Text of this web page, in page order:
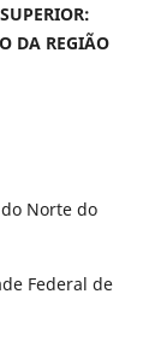
DA REGIÃO
Norte do
Federal de